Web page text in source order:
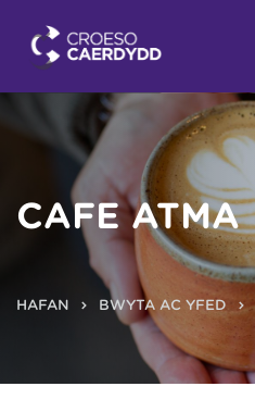
CAFE ATMA
HAFAN BWYTA AC YFED